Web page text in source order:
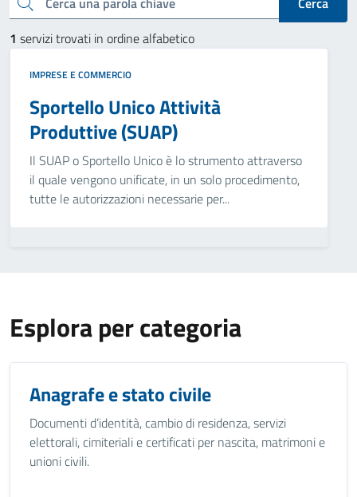
1 servizi trovati in ordine alfabetico
IMPRESE E COMMERCIO
Sportello Unico Attività
Produttive (SUAP)
Il SUAP o Sportello Unico è lo strumento attraverso
il quale vengono unificate, in un solo procedimento,
tutte le autorizzazioni necessarie per...
Esplora per categoria
Anagrafe e stato civile
Documenti d’identità, cambio di residenza, servizi
elettorali, cimiteriali e certificati per nascita, matrimoni e
unioni civili.